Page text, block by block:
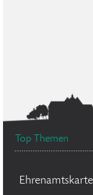
Top Themen
Ehrenamtskarte